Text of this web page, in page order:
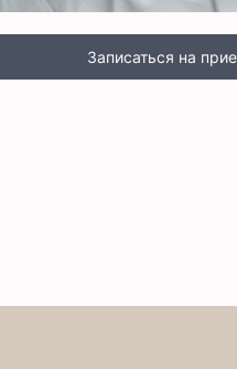
Записаться на